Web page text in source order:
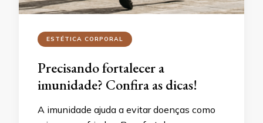
ESTÉTICA CORPORAL
Precisando fortalecer a
imunidade? Confira as dicas!
A imunidade ajuda a evitar doenças como